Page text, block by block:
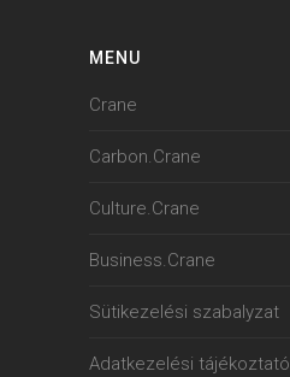
MENU
Crane
Carbon.Crane
Culture.Crane
Business.Crane
Sütikezelési szabalyzat
Adatkezelési tájékoztató